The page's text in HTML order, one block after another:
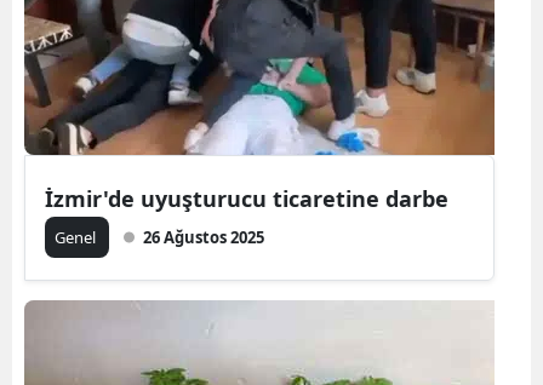
İzmir'de uyuşturucu ticaretine darbe
Genel 26 Ağustos 2025